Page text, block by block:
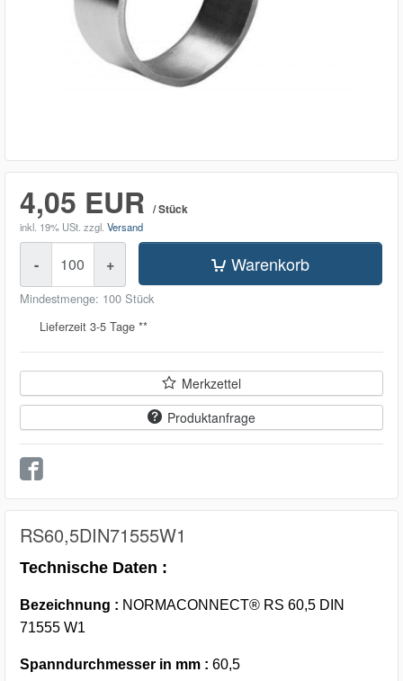
4,05 EUR / Stück
inkl. 19% USt. zzgl. Versand
- + Warenkorb
Mindestmenge: 100 Stück
Lieferzeit 3-5 Tage **
Merkzettel
Produktanfrage
RS60,5DIN71555W1
Technische Daten :
Bezeichnung : NORMACONNECT® RS 60,5 DIN
71555 W1
Spanndurchmesser in mm : 60,5